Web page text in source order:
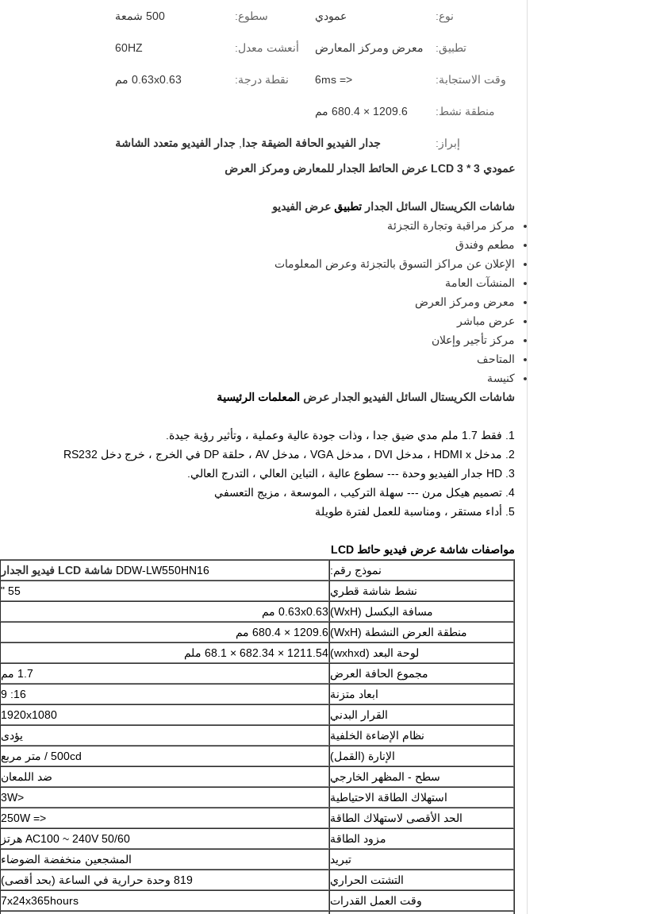
نوع:
عمودي سطوع: 500 شمعة
تطبيق: معرض ومركز المعارض أنعشت معدل: 60HZ
وقت الاستجابة: <= 6ms نقطة درجة: 0.63x0.63 مم
منطقة نشط: 1209.6 × 680.4 مم
إبراز: جدار الفيديو الحافة الضيقة جدا
جدار الفيديو متعدد الشاشة
عمودي 3 * 3 LCD عرض الحائط الجدار للمعارض ومركز العرض
شاشات الكريستال السائل الجدار تطبيق عرض الفيديو
مركز مراقبة وتجارة التجزئة
مطعم وفندق
الإعلان عن مراكز التسوق بالتجزئة وعرض المعلومات
المنشآت العامة
معرض ومركز العرض
عرض مباشر
مركز تأجير وإعلان
المتاحف
كنيسة
شاشات الكريستال السائل الفيديو الجدار عرض المعلمات الرئيسية
1. فقط 1.7 ملم مدي ضيق جدا ، وذات جودة عالية وعملية ، وتأثير رؤية جيدة.
2.
مدخل HDMI x ، مدخل DVI ، مدخل VGA ، مدخل AV ، حلقة DP في الخرج ، خرج دخل RS232
3. HD جدار الفيديو وحدة --- سطوع عالية ، التباين العالي ، التدرج العالي.
4. تصميم هيكل مرن --- سهلة التركيب ، الموسعة ، مزيج التعسفي
5. أداء مستقر ، ومناسبة للعمل لفترة طويلة
مواصفات شاشة عرض فيديو حائط LCD
نموذج رقم:
DDW-LW550HN16 شاشة LCD فيديو الجدار
نشط شاشة قطري
55 "
مسافة البكسل (WxH)
0.63x0.63 مم
منطقة العرض النشطة (WxH)
1209.6 × 680.4 مم
لوحة البعد (wxhxd)
1211.54 × 682.34 × 68.1 ملم
مجموع الحافة العرض
1.7 مم
ابعاد متزنة
16: 9
القرار البدني
1920x1080
نظام الإضاءة الخلفية
يؤدى
الإنارة (القمل)
500cd / متر مربع
سطح - المظهر الخارجي
ضد اللمعان
استهلاك الطاقة الاحتياطية
<3W
الحد الأقصى لاستهلاك الطاقة
<= 250W
مزود الطاقة
AC100 ~ 240V 50/60 هرتز
تبريد
المشجعين منخفضة الضوضاء
التشتت الحراري
819 وحدة حرارية في الساعة (بحد أقصى)
وقت العمل القدرات
7x24x365hours